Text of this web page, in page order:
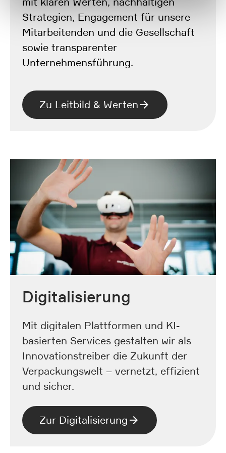
Strategien, Engagement für unsere
Mitarbeitenden und die Gesellschaft
sowie transparenter
Unternehmensführung.
Zu Leitbild & Werten
Digitalisierung
Mit digitalen Plattformen und KI-
basierten Services gestalten wir als
Innovationstreiber die Zukunft der
Verpackungswelt – vernetzt, effizient
und sicher.
Zur Digitalisierung